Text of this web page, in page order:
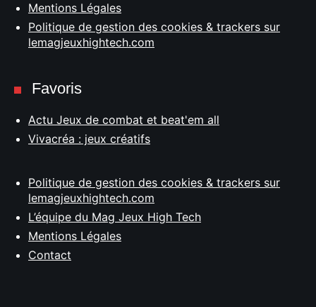
Mentions Légales
Politique de gestion des cookies & trackers sur
lemagjeuxhightech.com
Favoris
Actu Jeux de combat et beat'em all
Vivacréa : jeux créatifs
Politique de gestion des cookies & trackers sur
lemagjeuxhightech.com
L’équipe du Mag Jeux High Tech
Mentions Légales
Contact